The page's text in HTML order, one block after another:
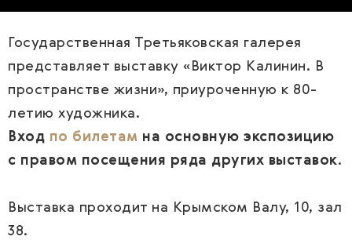
Государственная Третьяковская галерея
представляет выставку «Виктор Калинин. В
пространстве жизни», приуроченную к 80-
летию художника.
Вход по билетам на основную экспозицию
с правом посещения ряда других выставок.
Выставка проходит на Крымском Валу, 10, зал
38.